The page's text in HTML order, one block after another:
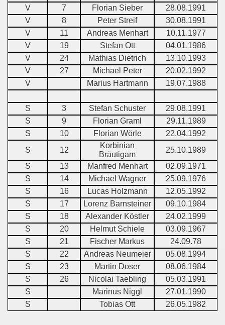
V
7 Florian Sieber
28.08.1991
V
8 Peter Streif
30.08.1991
V
11 Andreas Menhart
10.11.1977
V
19 Stefan Ott
04.01.1986
V
24 Mathias Dietrich
13.10.1993
V
27 Michael Peter
20.02.1992
V
Marius Hartmann 19.07.1988
S 3 Stefan Schuster
29.08.1991
S
9 Florian Graml
29.11.1989
S
10 Florian Wörle
22.04.1992
S
12
Korbinian
Bräutigam
25.10.1989
S
13 Manfred Menhart
02.09.1971
S
14 Michael Wagner
25.09.1976
S
16 Lucas Holzmann
12.05.1992
S
17 Lorenz Barnsteiner
09.10.1984
S
18 Alexander Köstler
24.02.1999
S
20 Helmut Schiele
03.09.1967
S
21 Fischer Markus
24.09.78
S
22 Andreas Neumeier
05.08.1994
S
23 Martin Doser
08.06.1984
S
26 Nicolai Taebling
05.03.1991
S
Marinus Niggl
27.01.1990
S
Tobias Ott 26.05.1982